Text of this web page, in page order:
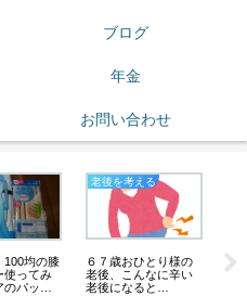
ブログ
年金
お問い合わせ
100均の膝
使ってみ
パット
老後を考える
６７歳おひとり様の
老後、こんなに辛い
老後になると